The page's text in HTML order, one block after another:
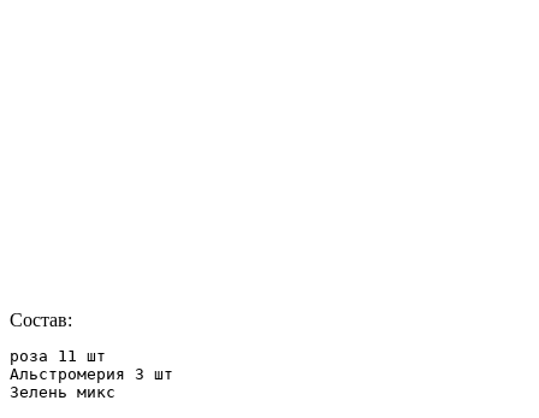
Состав:
роза 11 шт
Альстромерия 3 шт
Зелень микс